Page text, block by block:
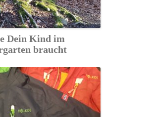
Dein Kind im
braucht